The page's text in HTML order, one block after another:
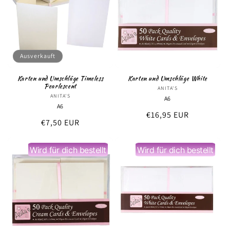
Ausverkauft
Karten und Umschläge Timeless
Pearlescent
Anbieter:
ANITA'S
A6
Normaler
€7,50 EUR
Karten und Umschläge White
Anbieter:
ANITA'S
A6
Normaler
€16,95 EUR
Wird für dich bestellt Wird für dich bestellt